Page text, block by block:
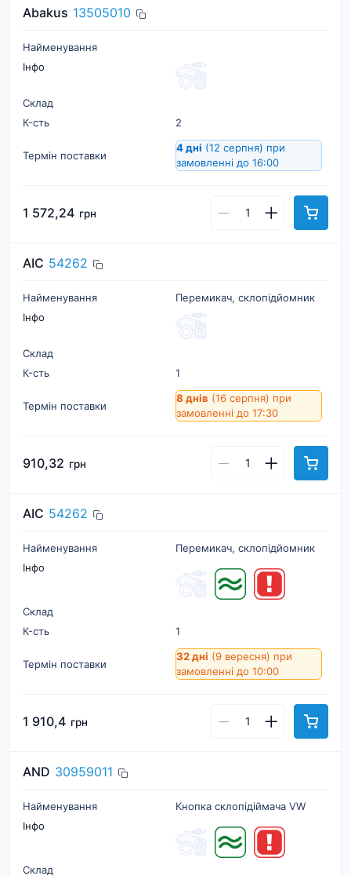
Abakus 13505010
Найменування
Інфо
Склад
К-cть
2
Термін поставки
4 дні (12 серпня) при
замовленні до 16:00
1 572,24 грн
AIC 54262
Найменування
Перемикач, склопідйомник
Інфо
Склад
К-cть
1
Термін поставки
8 днів (16 серпня) при
замовленні до 17:30
910,32 грн
AIC 54262
Найменування
Перемикач, склопідйомник
Інфо
Склад
К-cть
1
Термін поставки
32 дні (9 вересня) при
замовленні до 10:00
1 910,4 грн
AND 30959011
Найменування
Кнопка склопiдiймача VW
Інфо
Склад